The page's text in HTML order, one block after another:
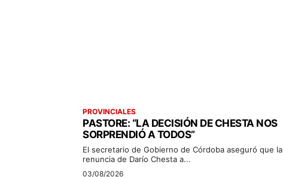
PROVINCIALES
PASTORE: “LA DECISIÓN DE CHESTA NOS
SORPRENDIÓ A TODOS”
El secretario de Gobierno de Córdoba aseguró que la
renuncia de Darío Chesta a...
03/08/2026